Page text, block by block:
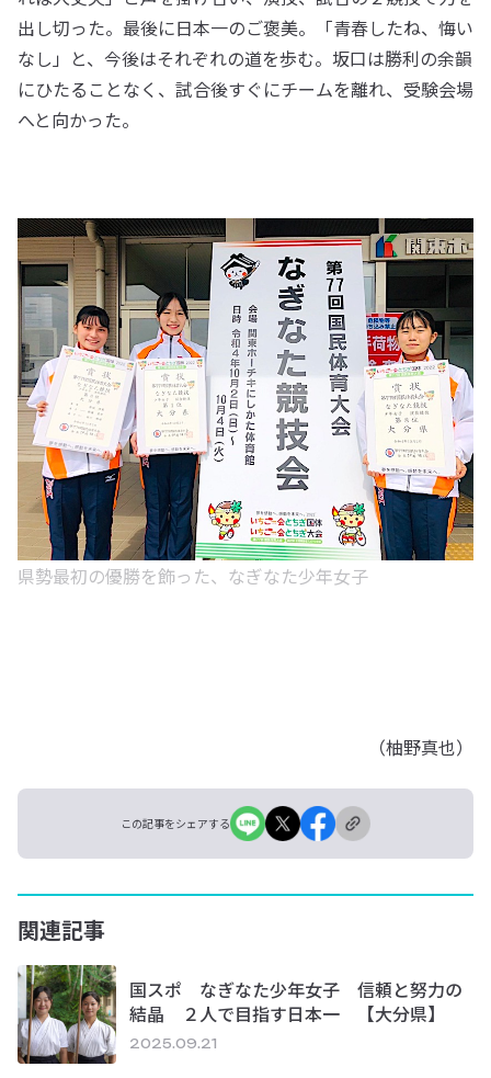
出し切った。最後に日本一のご褒美。「青春したね、悔い
なし」と、今後はそれぞれの道を歩む。坂口は勝利の余韻
にひたることなく、試合後すぐにチームを離れ、受験会場
へと向かった。
県勢最初の優勝を飾った、なぎなた少年女子
（柚野真也）
この記事をシェアする
関連記事
国スポ なぎなた少年女子 信頼と努力の
結晶 ２人で目指す日本一 【大分県】
2025.09.21